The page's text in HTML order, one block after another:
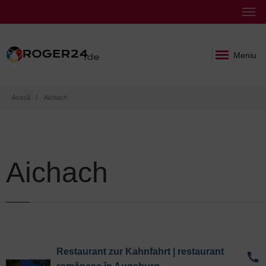
Meniu
Breadcrumb
Acasă Aichach
Aichach
Restaurant zur Kahnfahrt | restaurant
call